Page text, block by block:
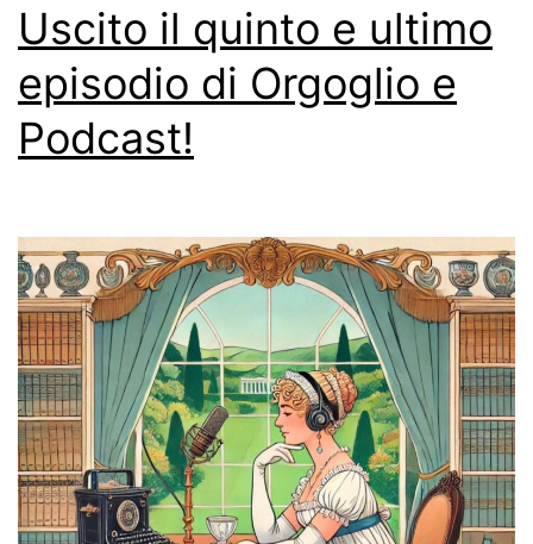
Uscito il quinto e ultimo
episodio di Orgoglio e
Podcast!